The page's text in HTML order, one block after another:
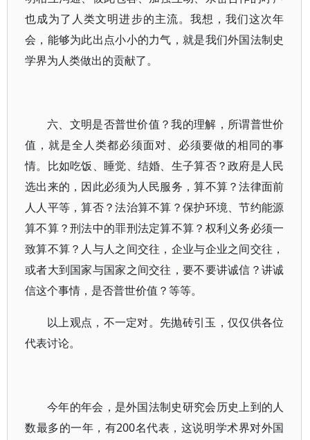
也成为了人类文明进步的主流。我想，我们这次年
会，能够为此出点小小的力气，就是我们外国法制史
学界为人类做出的贡献了。
六、文明是否普世价值？我的理解，所谓普世价
值，就是全人类都必须面对、必须要做的相同的事
情。比如吃饭、睡觉、结婚、生子算否？政府是人民
选出来的，因此必须为人民服务，算不算？法律面前
人人平等，算否？法治算不算？保护环境、节约能源
算不算？刑法中的罪刑法定算不算？权利义务必须一
致算不算？人与人之间交往，企业与企业之间交往，
或者大到国家与国家之间交往，要不要讲诚信？讲诚
信这个事情，是否普世价值？等等。
以上观点，不一定对。先抛砖引玉，仅仅供各位
代表讨论。
今年的年会，是外国法制史研究会历史上到的人
数最多的一年，有200名代表，这说明学术界对外国